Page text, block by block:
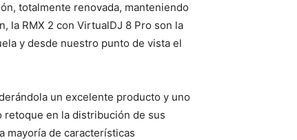
totalmente renovada, manteniendo
la RMX 2 con VirtualDJ 8 Pro son la
y desde nuestro punto de vista el
un excelente producto y uno
retoque en la distribución de sus
mayoría de características